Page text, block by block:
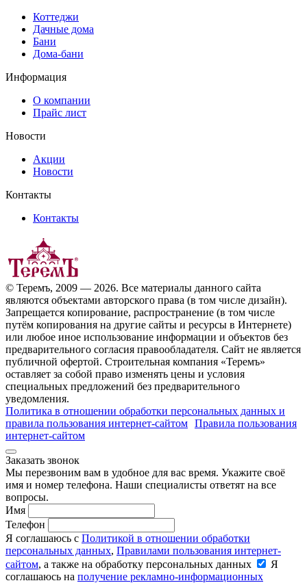
Коттеджи
Дачные дома
Бани
Дома-бани
Информация
О компании
Прайс лист
Новости
Акции
Новости
Контакты
Контакты
© Теремъ, 2009 — 2026. Все материалы данного сайта
являются объектами авторского права (в том числе дизайн).
Запрещается копирование, распространение (в том числе
путём копирования на другие сайты и ресурсы в Интернете)
или любое иное использование информации и объектов без
предварительного согласия правообладателя. Cайт не является
публичной офертой. Строительная компания «Теремъ»
оставляет за собой право изменять цены и условия
специальных предложений без предварительного
уведомления.
Политика в отношении обработки персональных данных и
правила пользования интернет-сайтом Правила пользования
интернет-сайтом
Заказать звонок
Мы перезвоним вам в удобное для вас время. Укажите своё
имя и номер телефона. Наши специалисты ответят на все
вопросы.
Имя
Телефон
Я соглашаюсь с Политикой в отношении обработки
персональных данных, Правилами пользования интернет-
сайтом, а также на обработку персональных данных
Я
соглашаюсь на получение рекламно-информационных